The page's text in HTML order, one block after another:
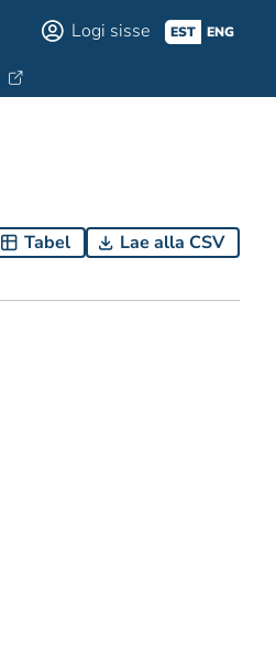
Logi sisse EST ENG
Tabel
Lae alla CSV